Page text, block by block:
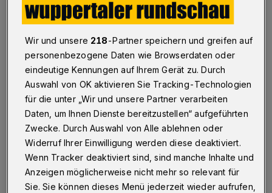
Hardt gratuliert zum
Nobelpreis
Wuppertal
Der Wuppertaler Bundestagsabgeordnete
Jürgen Hardt hat dem Welternährungsprogramm der
Vereinten Nationen (UN) und dessen Generaldirektor
David Beasley zum Friedensnobelpreis 2020 gratuliert.
09.10.2020 , 22:48 Uhr Eine Minute Lesezeit
Wir und unsere 218-Partner speichern und greifen auf
personenbezogene Daten wie Browserdaten oder
eindeutige Kennungen auf Ihrem Gerät zu. Durch
Auswahl von OK aktivieren Sie Tracking-Technologien
für die unter „Wir und unsere Partner verarbeiten
Daten, um Ihnen Dienste bereitzustellen“ aufgeführten
Zwecke. Durch Auswahl von Alle ablehnen oder
Widerruf Ihrer Einwilligung werden diese deaktiviert.
Wenn Tracker deaktiviert sind, sind manche Inhalte und
Anzeigen möglicherweise nicht mehr so relevant für
Sie. Sie können dieses Menü jederzeit wieder aufrufen,